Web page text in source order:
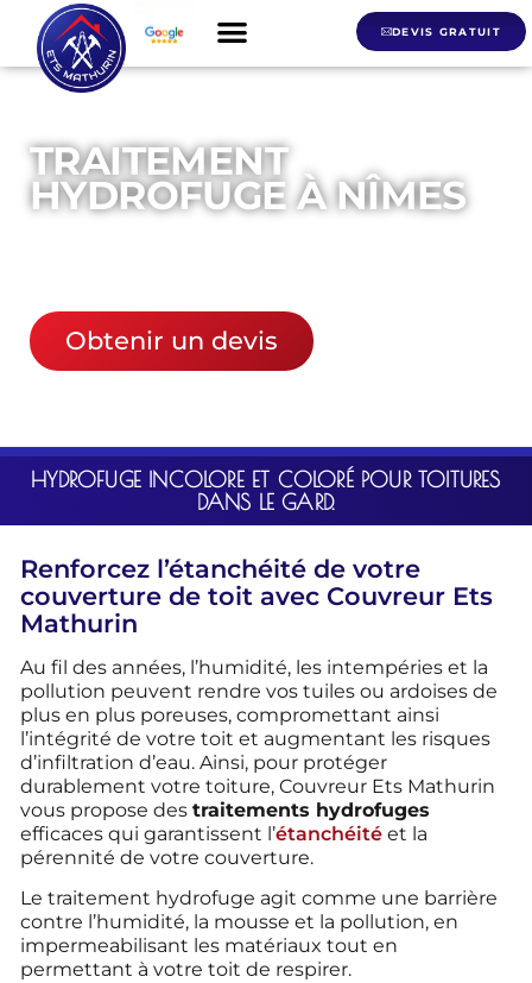
DEVIS GRATUIT
TRAITEMENT
HYDROFUGE À NÎMES
Obtenir un devis
HYDROFUGE INCOLORE ET COLORÉ POUR TOITURES
DANS LE GARD.
Renforcez l’étanchéité de votre
couverture de toit avec Couvreur Ets
Mathurin
Au fil des années, l’humidité, les intempéries et la
pollution peuvent rendre vos tuiles ou ardoises de
plus en plus poreuses, compromettant ainsi
l’intégrité de votre toit et augmentant les risques
d’infiltration d’eau. Ainsi, pour protéger
durablement votre toiture, Couvreur Ets Mathurin
vous propose des traitements hydrofuges
efficaces qui garantissent l’étanchéité et la
pérennité de votre couverture.
Le traitement hydrofuge agit comme une barrière
contre l’humidité, la mousse et la pollution, en
impermeabilisant les matériaux tout en
permettant à votre toit de respirer.